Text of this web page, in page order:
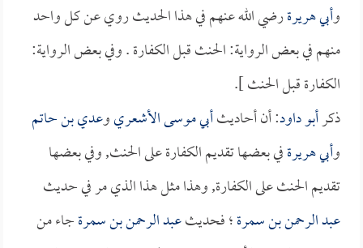
وأبي هريرةرضي الله عنهم في هذا الحديث روي عن كل واحد
منهم في بعض الرواية: الحنث قبل الكفارة . وفي بعض الرواية:
الكفارة قبل الحنث ].
ذكرأبو داود: أن أحاديثأبي موسى الأشعريوعدي بن حاتم
وأبي هريرةفي بعضها تقديم الكفارة على الحنث, وفي بعضها
تقديم الحنث على الكفارة, وهذا مثل هذا الذي مر في حديث
عبد الرحمن بن سمرة؛ فحديثعبد الرحمن بن سمرةجاء من